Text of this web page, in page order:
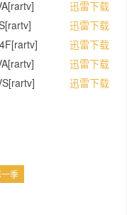
迅雷下载
迅雷下载
迅雷下载
迅雷下载
迅雷下载
季